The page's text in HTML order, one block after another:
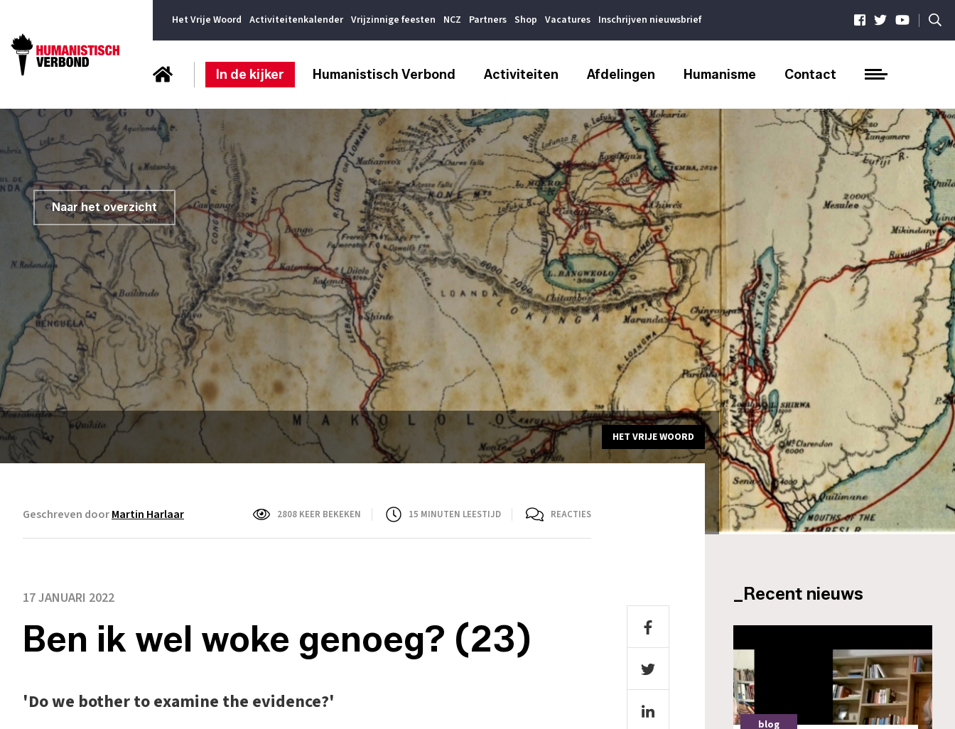
Het Vrije Woord Activiteitenkalender Vrijzinnige feesten NCZ Partners Shop Vacatures Inschrijven nieuwsbrief |
In de kijker Humanistisch Verbond Activiteiten Afdelingen Humanisme Contact
Naar het overzicht
HET VRIJE WOORD
Geschreven doorMartin Harlaar 2808 KEER BEKEKEN 15 MINUTEN LEESTIJD REACTIES
17 JANUARI 2022
Ben ik wel woke genoeg? (23)
'Do we bother to examine the evidence?'
_Recent nieuws
blog